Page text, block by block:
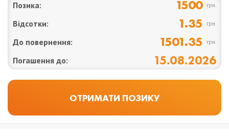
Позика: 1500 грн.
Відсотки: 1.35 грн.
До повернення: 1501.35 грн.
Погашення до: 15.08.2026